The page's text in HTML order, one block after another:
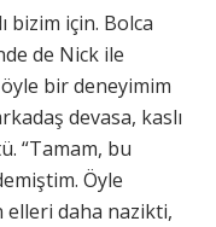
bizim için. Bolca
de Nick ile
bir deneyimim
devasa, kaslı
“Tamam, bu
Öyle
elleri daha nazikti,